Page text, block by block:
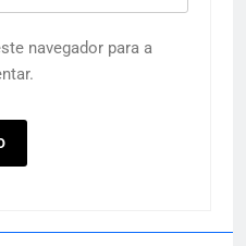
navegador para a